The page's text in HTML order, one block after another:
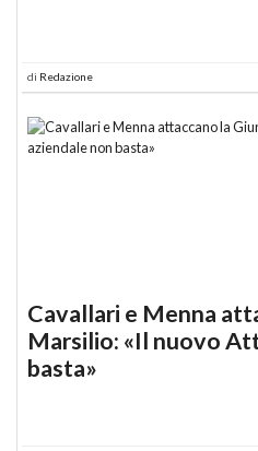
di Redazione
Cavallari e Menna
Marsilio: «Il nuovo
basta»